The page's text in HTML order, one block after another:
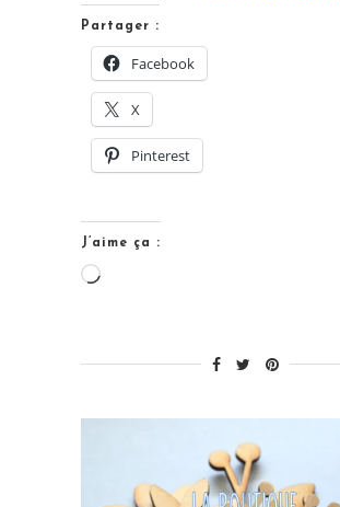
Partager :
Facebook
X
Pinterest
J’aime ça :
Chargement…